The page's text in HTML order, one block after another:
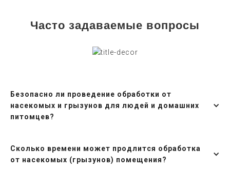
Часто задаваемые вопросы
Безопасно ли проведение обработки от
насекомых и грызунов для людей и домашних
питомцев?
Сколько времени может продлится обработка
от насекомых (грызунов) помещения?